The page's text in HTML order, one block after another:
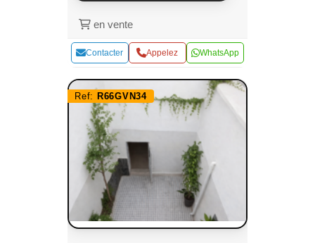
en vente
Contacter Appelez WhatsApp
Ref: R66GVN34